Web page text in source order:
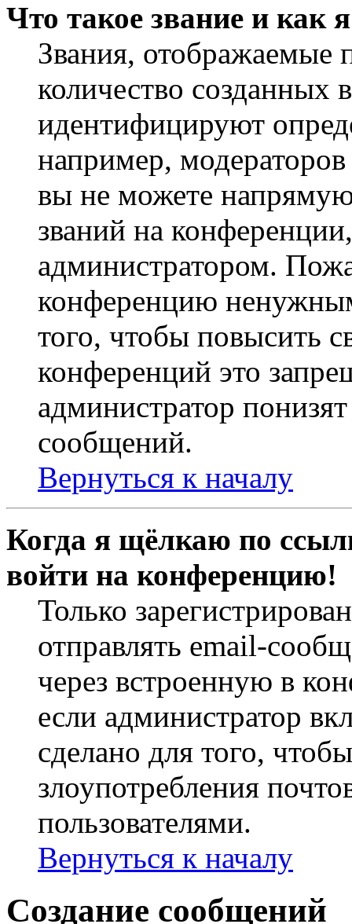
Что такое звание и как
Звания,
количество
идентифицируют
например,
вы не можете
званий на
администратором.
конференцию
того, чтобы повысить
конференций это
администратор
сообщений.
Вернуться к началу
Когда я щёлкаю по
войти на конференцию!
Только
отправлять email-
через встроенную в
если администратор
сделано для того,
злоупотребления
пользователями.
Вернуться к началу
Создание сообщений